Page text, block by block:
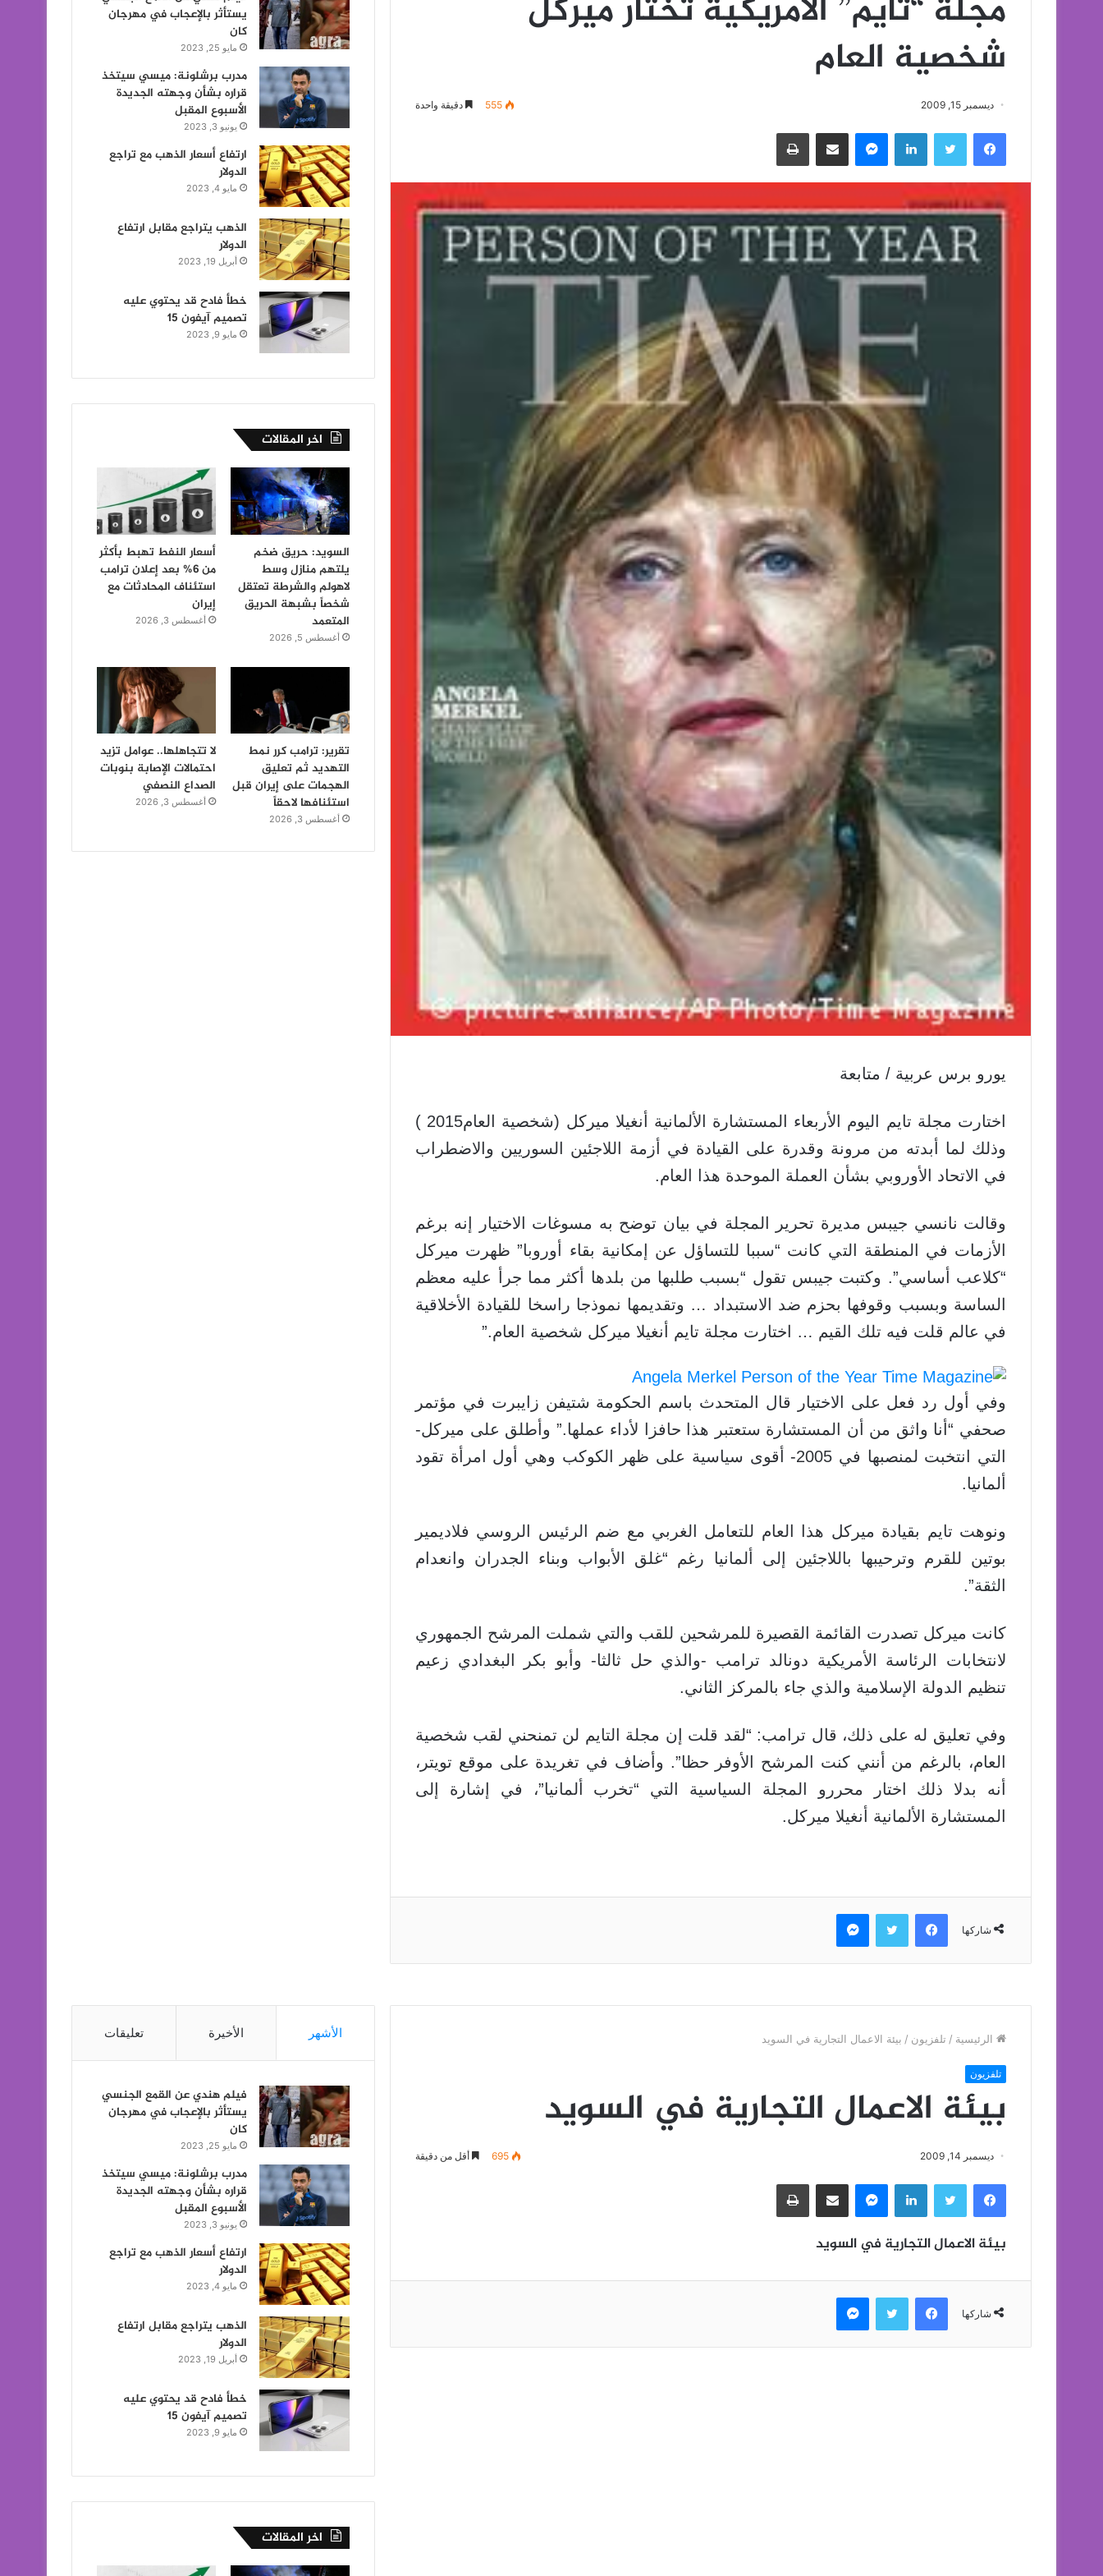
مجلة “تايم” الأمريكية تختار ميركل
شخصية العام
ديسمبر 15, 2009 555 دقيقة واحدة
فيسبوك تويتر لينكدإن ماسنجر مشاركة عبر البريد طباعة
يورو برس عربية / متابعة
اختارت مجلة تايم اليوم الأربعاء المستشارة الألمانية أنغيلا ميركل (شخصية العام2015 )
وذلك لما أبدته من مرونة وقدرة على القيادة في أزمة اللاجئين السوريين والاضطراب
في الاتحاد الأوروبي بشأن العملة الموحدة هذا العام.
وقالت نانسي جيبس مديرة تحرير المجلة في بيان توضح به مسوغات الاختيار إنه برغم
الأزمات في المنطقة التي كانت “سببا للتساؤل عن إمكانية بقاء أوروبا” ظهرت ميركل
“كلاعب أساسي”. وكتبت جيبس تقول “بسبب طلبها من بلدها أكثر مما جرأ عليه معظم
الساسة وبسبب وقوفها بحزم ضد الاستبداد … وتقديمها نموذجا راسخا للقيادة الأخلاقية
في عالم قلت فيه تلك القيم … اختارت مجلة تايم أنغيلا ميركل شخصية العام.”
وفي أول رد فعل على الاختيار قال المتحدث باسم الحكومة شتيفن زايبرت في مؤتمر
صحفي “أنا واثق من أن المستشارة ستعتبر هذا حافزا لأداء عملها.” وأطلق على ميركل-
التي انتخبت لمنصبها في 2005- أقوى سياسية على ظهر الكوكب وهي أول امرأة تقود
ألمانيا.
ونوهت تايم بقيادة ميركل هذا العام للتعامل الغربي مع ضم الرئيس الروسي فلاديمير
بوتين للقرم وترحيبها باللاجئين إلى ألمانيا رغم “غلق الأبواب وبناء الجدران وانعدام
الثقة”.
كانت ميركل تصدرت القائمة القصيرة للمرشحين للقب والتي شملت المرشح الجمهوري
لانتخابات الرئاسة الأمريكية دونالد ترامب -والذي حل ثالثا- وأبو بكر البغدادي زعيم
تنظيم الدولة الإسلامية والذي جاء بالمركز الثاني.
وفي تعليق له على ذلك، قال ترامب: “لقد قلت إن مجلة التايم لن تمنحني لقب شخصية
العام، بالرغم من أنني كنت المرشح الأوفر حظا”. وأضاف في تغريدة على موقع تويتر،
أنه بدلا ذلك اختار محررو المجلة السياسية التي “تخرب ألمانيا”، في إشارة إلى
المستشارة الألمانية أنغيلا ميركل.
شاركها
فيسبوك تويتر ماسنجر
يستأثر بالإعجاب في مهرجان
كان
مايو 25, 2023
مدرب برشلونة: ميسي سيتخذ
قراره بشأن وجهته الجديدة
الأسبوع المقبل
يونيو 3, 2023
ارتفاع أسعار الذهب مع تراجع
الدولار
مايو 4, 2023
الذهب يتراجع مقابل ارتفاع
الدولار
أبريل 19, 2023
خطأ فادح قد يحتوي عليه
تصميم آيفون 15
مايو 9, 2023
اخر المقالات
السويد: حريق ضخم
يلتهم منازل وسط
لاهولم والشرطة تعتقل
شخصاً بشبهة الحريق
المتعمد
أغسطس 5, 2026
أسعار النفط تهبط بأكثر
من 6% بعد إعلان ترامب
استئناف المحادثات مع
إيران
أغسطس 3, 2026
تقرير: ترامب كرر نمط
التهديد ثم تعليق
الهجمات على إيران قبل
استئنافها لاحقاً
أغسطس 3, 2026
لا تتجاهلها.. عوامل تزيد
احتمالات الإصابة بنوبات
الصداع النصفي
أغسطس 3, 2026